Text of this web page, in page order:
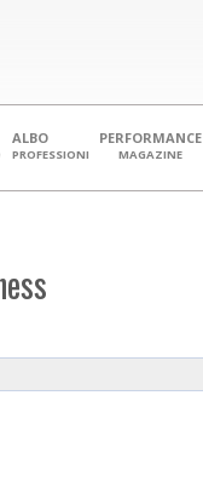
ALBO
PROFESSIONI
PERFORMANCE
MAGAZINE